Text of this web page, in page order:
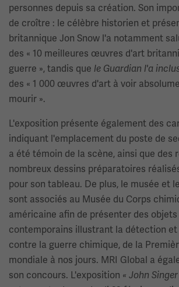
personnes depuis sa création. Son
de croître : le célèbre historien et
britannique Jon Snow l'a notamment
des « 10 meilleures œuvres d'art
guerre », tandis que le Guardian l'a
des « 1 000 œuvres d'art à voir
mourir ».
L'exposition présente également des
indiquant l'emplacement du poste de
a été témoin de la scène, ainsi que des
nombreux dessins préparatoires
pour son tableau. De plus, le musée et
sont associés au Musée du Corps
américaine afin de présenter des
contemporains illustrant la détection
contre la guerre chimique, de la
mondiale à nos jours. MRI Global a
son concours. L'exposition « John